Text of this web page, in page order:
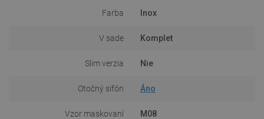
Farba Inox
V sade Komplet
Slim verzia Nie
Otočný sifón Áno
Vzor maskovaní M08